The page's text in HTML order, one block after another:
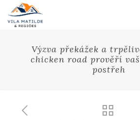
Výzva překážek a
chicken road prověří
postřeh